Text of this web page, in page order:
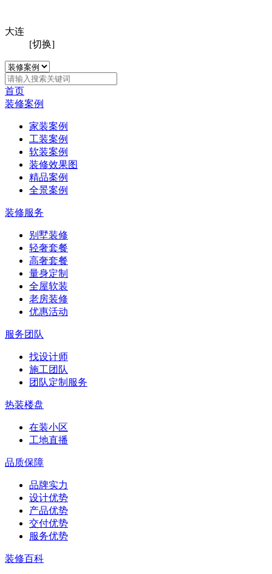
大连
[切换]
首页
装修案例
家装案例
工装案例
软装案例
装修效果图
精品案例
全景案例
装修服务
别墅装修
轻奢套餐
高奢套餐
量身定制
全屋软装
老房装修
优惠活动
服务团队
找设计师
施工团队
团队定制服务
热装楼盘
在装小区
工地直播
品质保障
品牌实力
设计优势
产品优势
交付优势
服务优势
装修百科